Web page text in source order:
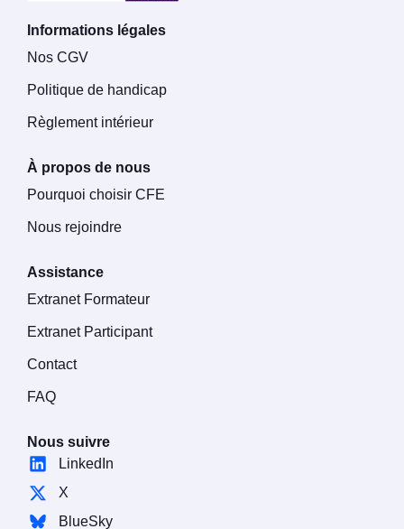
Informations légales
Nos CGV
Politique de handicap
Règlement intérieur
À propos de nous
Pourquoi choisir CFE
Nous rejoindre
Assistance
Extranet Formateur
Extranet Participant
Contact
FAQ
Nous suivre
LinkedIn
X
BlueSky